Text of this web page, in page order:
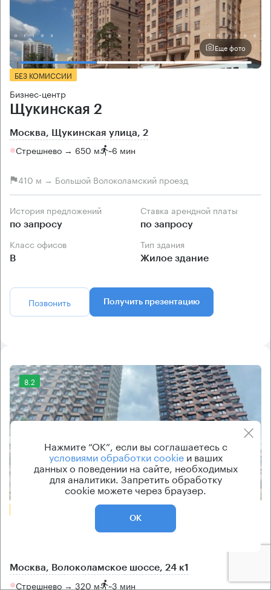
Еще фото
БЕЗ КОМИССИИ
Бизнес-центр
Щукинская 2
Москва, Щукинская улица, 2
Стрешнево → 650 м ~6 мин
410 м → Большой Волоколамский проезд
История предложений
по запросу
Ставка арендной платы
по запросу
Класс офисов
B
Тип здания
Жилое здание
Позвонить Получить презентацию
8.2
Еще фото
Москва, Волоколамское шоссе, 24 к1
Стрешнево → 320 м ~3 мин
Нажмите “ОК”, если вы соглашаетесь с
условиями обработки cookieи ваших
данных о поведении на сайте, необходимых
для аналитики. Запретить обработку
cookie можете через браузер.
ОК